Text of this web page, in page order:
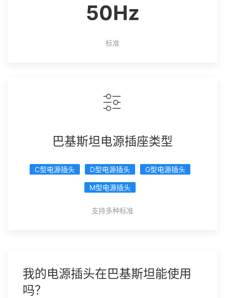
50Hz
标准
巴基斯坦电源插座类型
C型电源插头 D型电源插头 G型电源插头
M型电源插头
支持多种标准
我的电源插头在巴基斯坦能使用
吗？